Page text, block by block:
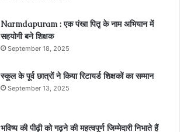
Narmdapuram : एक पंखा पितृ के नाम अभियान में
सहयोगी बने शिक्षक
September 18, 2025
स्कूल के पूर्व छात्रों ने किया रिटायर्ड शिक्षकों का सम्मान
September 13, 2025
भविष्य की पीढ़ी को गढ़ने की महत्वपूर्ण जिम्मेदारी निभाते हैं